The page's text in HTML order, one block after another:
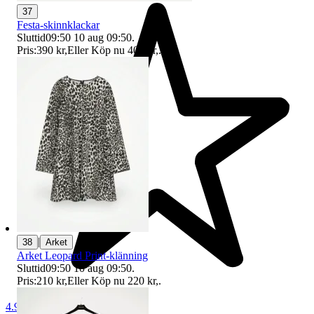
4.9
37
Festa-skinnklackar
Sluttid09:50 10 aug 09:50.
Pris:390 kr,Eller Köp nu 400 kr,.
38 | Arket
Arket Leopard Print-klänning
Sluttid09:50 10 aug 09:50.
Pris:210 kr,Eller Köp nu 220 kr,.